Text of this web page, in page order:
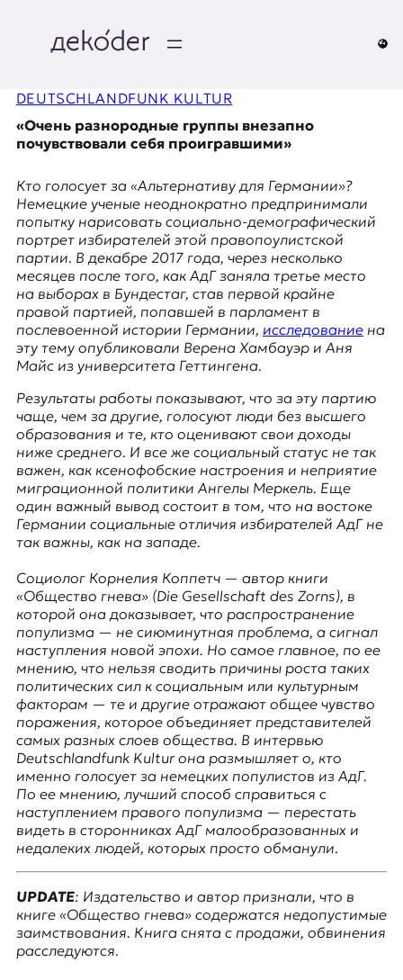
содержимому
e
k
o
d
e
r
|
D
E
K
O
D
E
R
Е
в
р
о
п
е
й
с
к
а
я
ж
у
а
л
и
с
DEUTSCHLANDFUNK KULTUR
«Очень разнородные группы внезапно
почувствовали себя проигравшими»
Кто голосует за «Альтернативу для Германии»?
Немецкие ученые неоднократно предпринимали
попытку нарисовать социально-демографический
портрет избирателей этой правопoулистской
партии. В декабре 2017 года, через несколько
месяцев после того, как АдГ заняла третье место
на выборах в Бундестаг, став первой крайне
правой партией, попавшей в парламент в
послевоенной истории Германии, исследованиена
эту тему опубликовали Верена Хамбауэр и Аня
Майс из университета Геттингена.
Результаты работы показывают, что за эту партию
чаще, чем за другие, голосуют люди без высшего
образования и те, кто оценивают свои доходы
ниже среднего. И все же социальный статус не так
важен, как ксенофобские настроения и неприятие
миграционной политики Ангелы Меркель. Еще
один важный вывод состоит в том, что на востоке
Германии социальные отличия избирателей АдГ не
так важны, как на западе.
Социолог Корнелия Коппетч— автор книги
«Общество гнева» (Die Gesellschaft des Zorns), в
которой она доказывает, что распространение
популизма — не сиюминутная проблема, а сигнал
наступления новой эпохи. Но самое главное, по ее
мнению, что нельзя сводить причины роста таких
политических сил к социальным или культурным
факторам — те и другие отражают общее чувство
поражения, которое объединяет представителей
самых разных слоев общества. В интервью
Deutschlandfunk Kultur она размышляет о, кто
именно голосует за немецких популистов из АдГ.
По ее мнению, лучший способ справиться с
наступлением правого популизма — перестать
видеть в сторонниках АдГ малообразованных и
недалеких людей, которых просто обманули.
UPDATE: Издательство и автор признали, что в
книге «Общество гнева» содержатся недопустимые
заимствования. Книга снята с продажи, обвинения
расследуются.